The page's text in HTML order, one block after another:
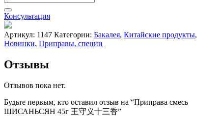
Консультация
Артикул: 1147 Категории: Бакалея, Китайские продукты,
Новинки, Приправы, специи
Отзывы
Отзывов пока нет.
Будьте первым, кто оставил отзыв на “Приправа смесь
ШИСАНЬСЯН 45г 王守义十三香”